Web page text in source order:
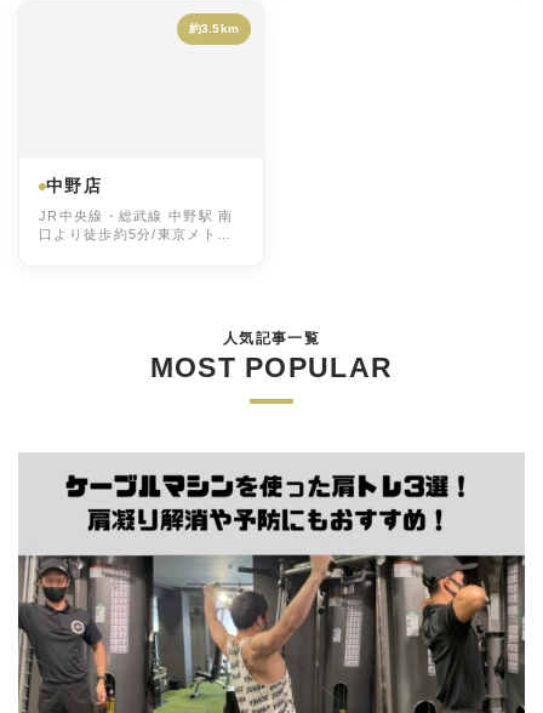
約3.5km
中野店
JR中央線・総武線 中野駅 南
口より徒歩約5分/東京メトロ
人気記事一覧
MOST POPULAR